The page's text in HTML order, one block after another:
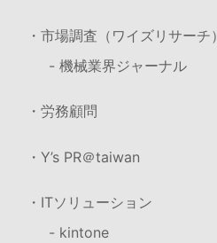
・市場調査（ワイズリサーチ）
- 機械業界ジャーナル
・労務顧問
・Y’s PR＠taiwan
・ITソリューション
- kintone